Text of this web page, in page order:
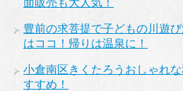
豊前の求菩提で子どもの川遊
はココ！帰りは温泉に！
小倉南区きくたろうおしゃれ
すすめ！